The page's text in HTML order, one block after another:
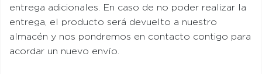
entrega adicionales. En caso de no poder realizar la
entrega, el producto será devuelto a nuestro
almacén y nos pondremos en contacto contigo para
acordar un nuevo envío.